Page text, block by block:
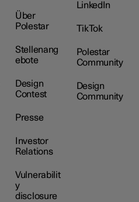
Über
Polestar
Stellenang
ebote
Design
Contest
Presse
Investor
Relations
Vulnerabilit
y
disclosure
LinkedIn
TikTok
Polestar
Community
Design
Community